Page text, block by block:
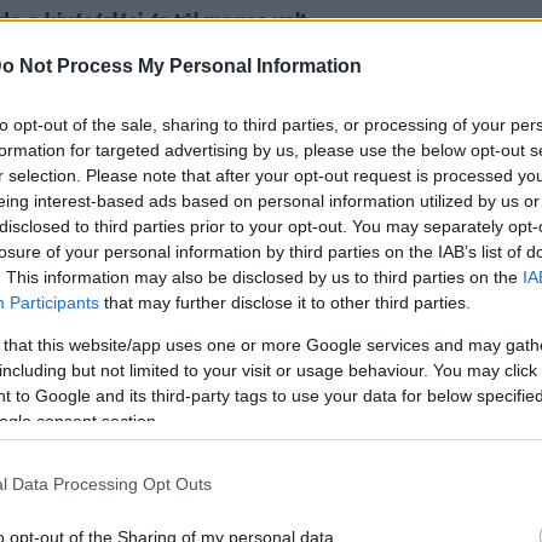
Not Process My Personal Information
opt-out of the sale, sharing to third parties, or processing of your
for targeted advertising by us, please use the below opt-out
selection. Please note that after your opt-out request is processed
interest-based ads based on personal information utilized by us
to third parties prior to your opt-out. You may separately
of your personal information by third parties on the IAB’s list of
This information may also be disclosed by us to third parties on the
Participants that may further disclose it to other third parties.
that this website/app uses one or more Google services and may
but not limited to your visit or usage behaviour. You may
to Google and its third-party tags to use your data for below
consent section.
Data Processing Opt Outs
opt-out of the Sharing of my personal data.
a kivásárlási ár túl magas volt.
Prahához, miután a tavaszi szezonban kölcsönben
jelezte, hogy több játékos is kölcsönben futballozott a
Slavia Praha labdarúgója, ezért most visszatér a cseh
remek teljesítményt nyújtott: 15 NB I-es
A klub közlése szerint mentalitása és játéka miatt
Tijanít, de a magas, információk szerint egymillió
beszámoltunk róla, hogy Magyarországról az
született megállapodás.